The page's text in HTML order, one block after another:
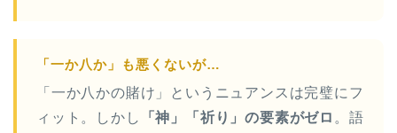
「一か八か」も悪くないが…
「一か八かの賭け」というニュアンスは完璧にフ
ィット。しかし
「神」「祈り」の要素がゼロ 。語